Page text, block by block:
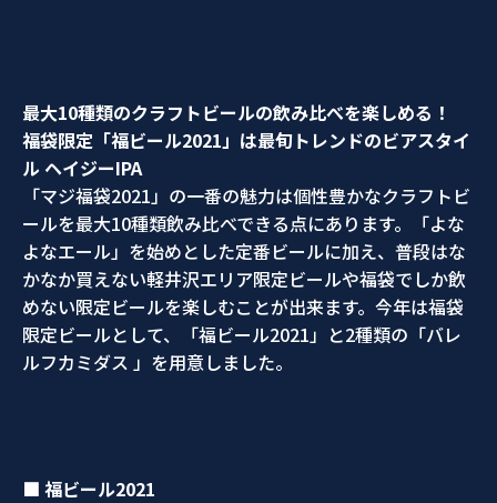
最大10種類のクラフトビールの飲み比べを楽しめる！
福袋限定「福ビール2021」は最旬トレンドのビアスタイ
ル ヘイジーIPA
「マジ福袋2021」の一番の魅力は個性豊かなクラフトビ
ールを最大10種類飲み比べできる点にあります。「よな
よなエール」を始めとした定番ビールに加え、普段はな
かなか買えない軽井沢エリア限定ビールや福袋でしか飲
めない限定ビールを楽しむことが出来ます。今年は福袋
限定ビールとして、「福ビール2021」と2種類の「バレ
ルフカミダス 」を用意しました。
■ 福ビール2021